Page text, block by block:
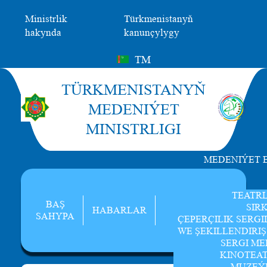
Ministrlik
hakynda
Türkmenistanyň
kanunçylygy
TM
TÜRKMENISTANYŇ
MEDENIÝET
MINISTRLIGI
BAŞ
SAHYPA
HABARLAR
MEDENIÝET
ÇEPERÇILIK
WE
SERGI